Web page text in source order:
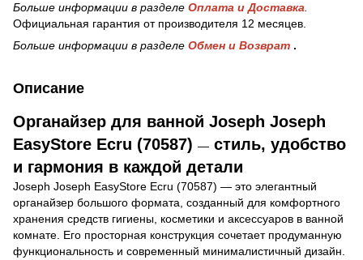
Больше информации в разделе Оплата и Доставка
Официальная гарантия от производителя 12 месяцев.
Больше информации в разделе Обмен и Возврат .
Описание
Органайзер для ванной Joseph Joseph
EasyStore Ecru (70587) — стиль, удобство
и гармония в каждой детали
Joseph Joseph EasyStore Ecru (70587) — это элегантный
органайзер большого формата, созданный для комфортного
хранения средств гигиены, косметики и аксессуаров в ванной
комнате. Его просторная конструкция сочетает продуманную
функциональность и современный минималистичный дизайн.